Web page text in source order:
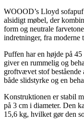
WOOOD’s Lloyd
alsidigt møbel, der
form og neutrale
indretninger, fra moderne
Puffen har en højde på
giver en rummelig og
groftvævet stof
både slidstyrke og en
Konstruktionen er stabil
på 3 cm i diameter. Den
15,6 kg, hvilket gør den